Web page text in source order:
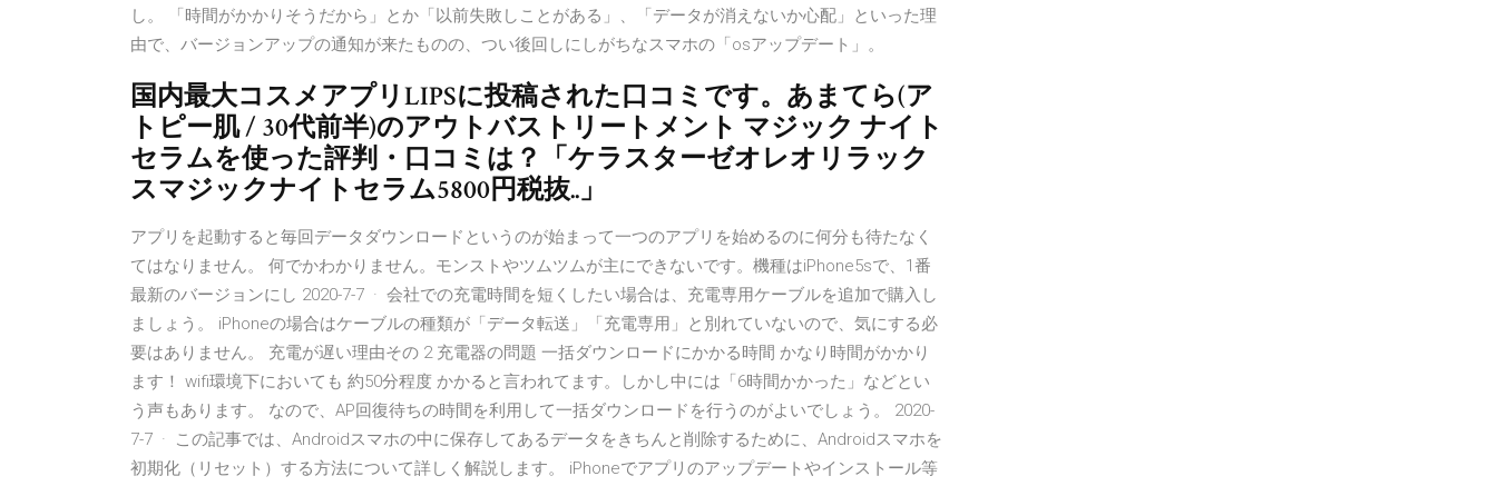
し。 「時間がかかりそうだから」とか「以前失敗しことがある」、「データが消えないか心配」といった理
由で、バージョンアップの通知が来たものの、つい後回しにしがちなスマホの「osアップデート」。
国内最大コスメアプリLIPSに投稿された口コミです。あまてら(ア
トピー肌 / 30代前半)のアウトバストリートメント マジック ナイト
セラムを使った評判・口コミは？「ケラスターゼオレオリラック
スマジックナイトセラム5800円税抜..」
アプリを起動すると毎回データダウンロードというのが始まって一つのアプリを始めるのに何分も待たなく
てはなりません。 何でかわかりません。モンストやツムツムが主にできないです。機種はiPhone5sで、1番
最新のバージョンにし 2020-7-7 · 会社での充電時間を短くしたい場合は、充電専用ケーブルを追加で購入し
ましょう。 iPhoneの場合はケーブルの種類が「データ転送」「充電専用」と別れていないので、気にする必
要はありません。 充電が遅い理由その 2 充電器の問題 一括ダウンロードにかかる時間 かなり時間がかかり
ます！ wifi環境下においても 約50分程度 かかると言われてます。しかし中には「6時間かかった」などとい
う声もあります。 なので、AP回復待ちの時間を利用して一括ダウンロードを行うのがよいでしょう。 2020-
7-7 · この記事では、Androidスマホの中に保存してあるデータをきちんと削除するために、Androidスマホを
初期化（リセット）する方法について詳しく解説します。 iPhoneでアプリのアップデートやインストール等